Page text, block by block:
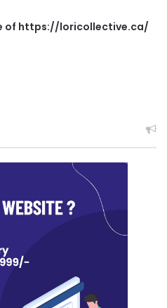
of https://loricollective.ca/